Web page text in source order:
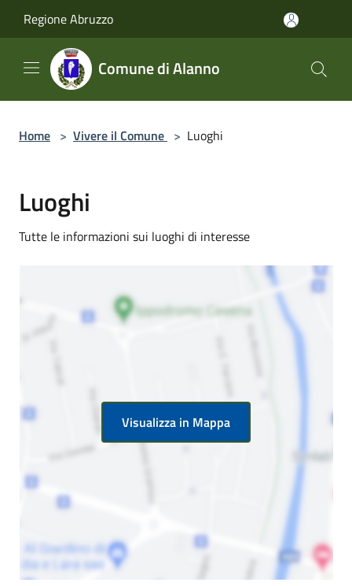
Regione Abruzzo
Comune di Alanno
Home > Vivere il Comune > Luoghi
Luoghi
Tutte le informazioni sui luoghi di interesse
Visualizza in Mappa